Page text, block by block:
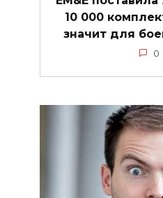
10 000
значит для
0